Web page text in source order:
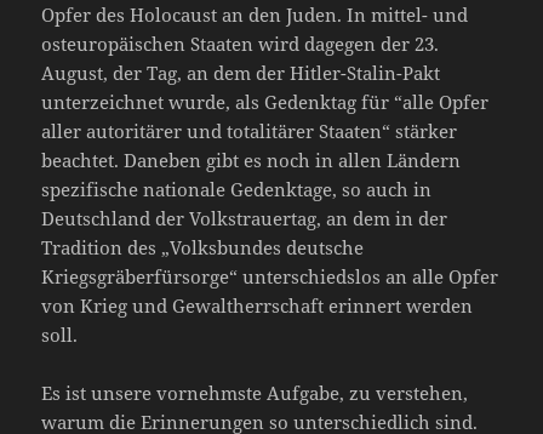
Opfer des Holocaust an den Juden. In mittel- und
osteuropäischen Staaten wird dagegen der 23.
August, der Tag, an dem der Hitler-Stalin-Pakt
unterzeichnet wurde, als Gedenktag für “alle Opfer
aller autoritärer und totalitärer Staaten“ stärker
beachtet. Daneben gibt es noch in allen Ländern
spezifische nationale Gedenktage, so auch in
Deutschland der Volkstrauertag, an dem in der
Tradition des „Volksbundes deutsche
Kriegsgräberfürsorge“ unterschiedslos an alle Opfer
von Krieg und Gewaltherrschaft erinnert werden
soll.
Es ist unsere vornehmste Aufgabe, zu verstehen,
warum die Erinnerungen so unterschiedlich sind.